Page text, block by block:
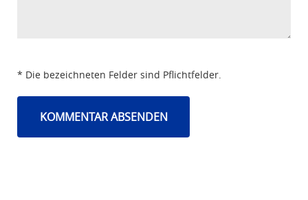
* Die bezeichneten Felder sind Pflichtfelder.